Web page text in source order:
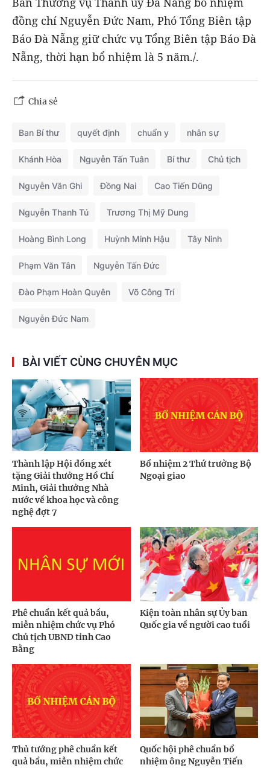
đồng chí Nguyễn Đức Nam, Phó Tổng Biên tập
Báo Đà Nẵng giữ chức vụ Tổng Biên tập Báo Đà
Nẵng, thời hạn bổ nhiệm là 5 năm./.
Chia sẻ
Ban Bí thư quyết định chuẩn y nhân sự
Khánh Hòa Nguyễn Tấn Tuân Bí thư Chủ tịch
Nguyễn Văn Ghi Đồng Nai Cao Tiến Dũng
Nguyễn Thanh Tú Trương Thị Mỹ Dung
Hoàng Bình Long Huỳnh Minh Hậu Tây Ninh
Phạm Văn Tân Nguyễn Tấn Đức
Đào Phạm Hoàn Quyên Võ Công Trí
Nguyễn Đức Nam
BÀI VIẾT CÙNG CHUYÊN MỤC
Thành lập Hội đồng xét
tặng Giải thưởng Hồ Chí
Minh, Giải thưởng Nhà
nước về khoa học và công
nghệ đợt 7
Bổ nhiệm 2 Thứ trưởng Bộ
Ngoại giao
Phê chuẩn kết quả bầu,
miễn nhiệm chức vụ Phó
Chủ tịch UBND tỉnh Cao
Bằng
Kiện toàn nhân sự Ủy ban
Quốc gia về người cao tuổi
Thủ tướng phê chuẩn kết
quả bầu, miễn nhiệm chức
Quốc hội phê chuẩn bổ
nhiệm ông Nguyễn Tiến